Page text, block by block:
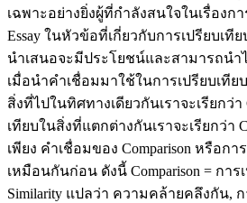
เฉพาะอย่างยิ่งผู้ที่กำลังสนใจในเรื่องก
Essay ในหัวข้อที่เกี่ยวกับการเปรียบเ
นำเสนอจะมีประโยชน์และสามารถนำ
เมื่อนำคำเชื่อมมาใช้ในการเปรียบเทีย
สิ่งที่ไปในทิศทางเดียวกันเราจะเรียกว่า
เทียบในสิ่งที่แตกต่างกันเราจะเรียกว่า
เพียง คำเชื่อมของ Comparison หรือก
เหมือนกันก่อน ดังนี้ Comparison = กา
Similarity แปลว่า ความคล้ายคลึงกัน, ก